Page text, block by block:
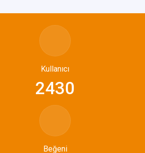
Kullanıcı
2430
Beğeni